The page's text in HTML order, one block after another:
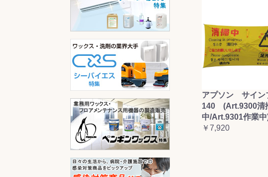
アプソン サイン
140 (Art.9300清
中/Art.9301作業中
￥7,920